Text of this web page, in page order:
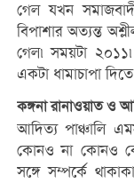
গেল যখন
বিপাশার অত্যন্ত
গেল৷ সময়টা
একটা ধামাচাপা দিতে
কঙ্গনা রানাওয়াত ও
আদিত্য পাঞ্চালি
কোনও না কোনও
সঙ্গে সম্পর্কে